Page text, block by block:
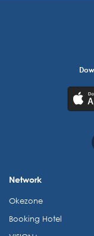
Network
Okezone
Booking Hotel